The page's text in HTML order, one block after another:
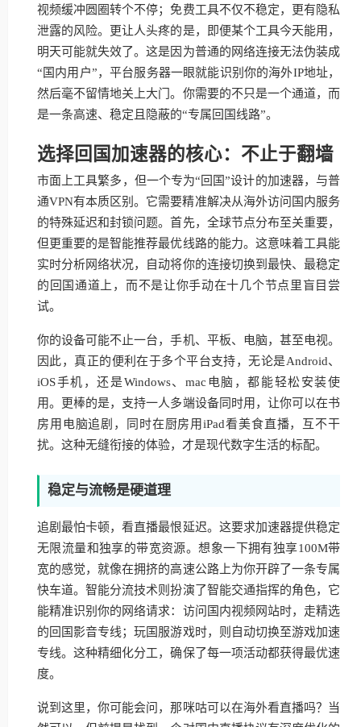
视频缓冲圆圈转个不停；免费工具不仅不稳定，更有隐私
泄露的风险。更让人头疼的是，即便某个工具今天能用，
明天可能就失效了。这是因为普通的网络连接无法伪装成
“国内用户”，平台服务器一眼就能识别你的海外IP地址，
然后毫不留情地关上大门。你需要的不只是一个通道，而
是一条高速、稳定且隐蔽的“专属回国线路”。
选择回国加速器的核心：不止于翻墙
市面上工具繁多，但一个专为“回国”设计的加速器，与普
通VPN有本质区别。它需要精准解决从海外访问国内服务
的特殊延迟和封锁问题。首先，全球节点分布至关重要，
但更重要的是智能推荐最优线路的能力。这意味着工具能
实时分析网络状况，自动将你的连接切换到最快、最稳定
的回国通道上，而不是让你手动在十几个节点里盲目尝
试。
你的设备可能不止一台，手机、平板、电脑，甚至电视。
因此，真正的便利在于多个平台支持，无论是Android、
iOS手机，还是Windows、mac电脑，都能轻松安装使
用。更棒的是，支持一人多端设备同时用，让你可以在书
房用电脑追剧，同时在厨房用iPad看美食直播，互不干
扰。这种无缝衔接的体验，才是现代数字生活的标配。
稳定与流畅是硬道理
追剧最怕卡顿，看直播最恨延迟。这要求加速器提供稳定
无限流量和独享的带宽资源。想象一下拥有独享100M带
宽的感觉，就像在拥挤的高速公路上为你开辟了一条专属
快车道。智能分流技术则扮演了智能交通指挥的角色，它
能精准识别你的网络请求：访问国内视频网站时，走精选
的回国影音专线；玩国服游戏时，则自动切换至游戏加速
专线。这种精细化分工，确保了每一项活动都获得最优速
度。
说到这里，你可能会问，那咪咕可以在海外看直播吗？当